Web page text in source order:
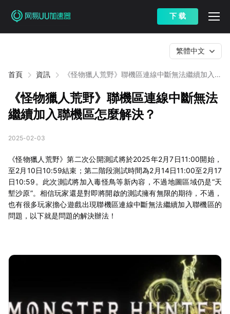
下 载
首頁 資訊
《怪物獵人荒野》聯機區連線中斷無法繼續加入聯
繁體中文
《怪物獵人荒野》聯機區連線中斷無法
繼續加入聯機區怎麼解決？
2025-02-03
《怪物獵人荒野》第二次公開測試將於2025年2月7日11:00開始，
至2月10日10:59結束；第二階段測試時間為2月14日11:00至2月17
日10:59。此次測試將加入毒怪鳥等新內容，不過地圖區域仍是“天
塹沙原”。相信玩家還是對即將開啟的測試擁有無限的期待，不過，
也有很多玩家擔心遊戲出現聯機區連線中斷無法繼續加入聯機區的
問題，以下就是問題的解決辦法！